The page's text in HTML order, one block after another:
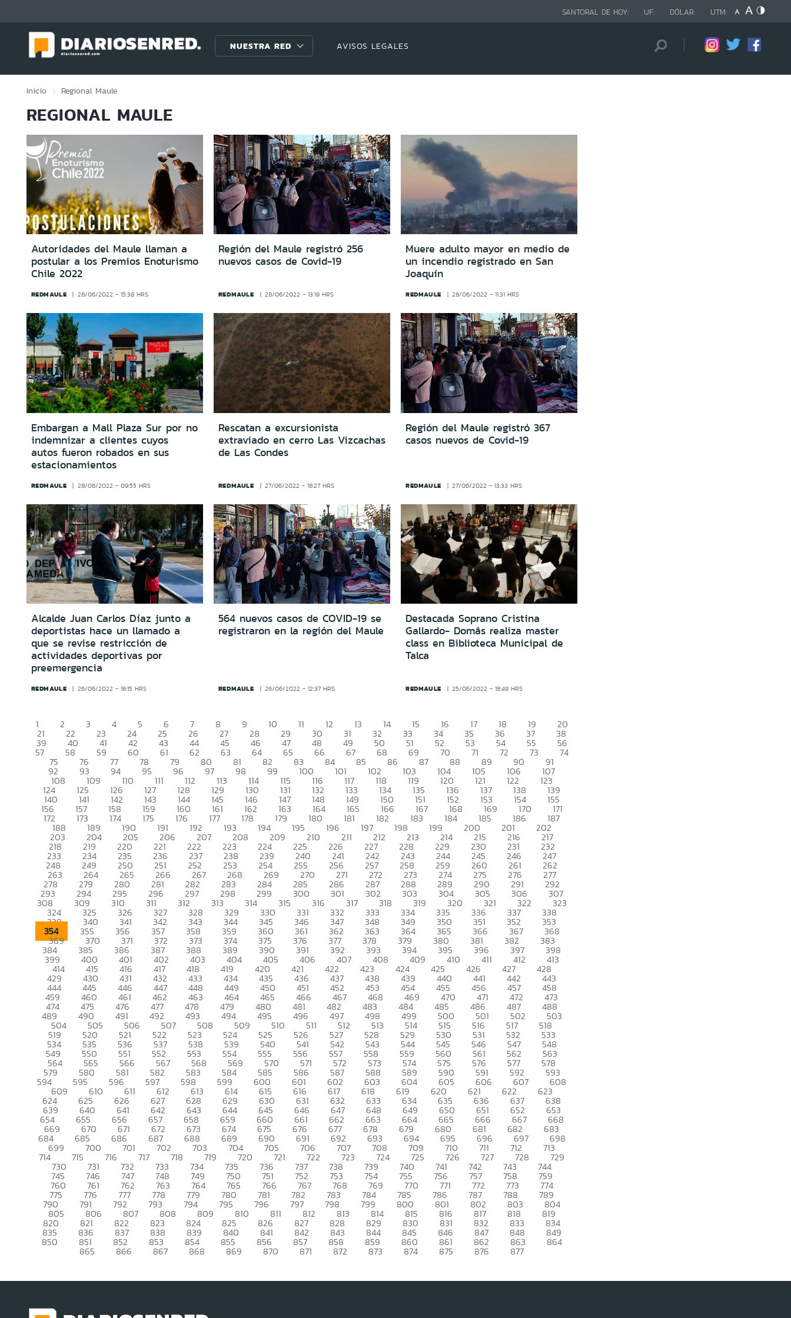
SANTORAL DE HOY: UF: DÓLAR: UTM:
NUESTRA RED AVISOS LEGALES
Inicio Regional Maule
REGIONAL MAULE
Autoridades del Maule llaman a
postular a los Premios Enoturismo
Chile 2022
REDMAULE 28/06/2022 - 15:38 HRS
Región del Maule registró 256
nuevos casos de Covid-19
REDMAULE 28/06/2022 - 13:19 HRS
Muere adulto mayor en medio de
un incendio registrado en San
Joaquín
REDMAULE 28/06/2022 - 11:31 HRS
Embargan a Mall Plaza Sur por no
indemnizar a clientes cuyos
autos fueron robados en sus
estacionamientos
REDMAULE 28/06/2022 - 09:55 HRS
Rescatan a excursionista
extraviado en cerro Las Vizcachas
de Las Condes
REDMAULE 27/06/2022 - 18:27 HRS
Región del Maule registró 367
casos nuevos de Covid-19
REDMAULE 27/06/2022 - 13:33 HRS
Alcalde Juan Carlos Díaz junto a
deportistas hace un llamado a
que se revise restricción de
actividades deportivas por
preemergencia
REDMAULE 26/06/2022 - 18:15 HRS
564 nuevos casos de COVID-19 se
registraron en la región del Maule
REDMAULE 26/06/2022 - 12:37 HRS
Destacada Soprano Cristina
Gallardo- Domâs realiza master
class en Biblioteca Municipal de
Talca
REDMAULE 25/06/2022 - 18:49 HRS
1 2 3 4 5 6 7 8 9 10 11 12 13 14 15 16 17 18 19 20
21 22 23 24 25 26 27 28 29 30 31 32 33 34 35 36 37 38
39 40 41 42 43 44 45 46 47 48 49 50 51 52 53 54 55 56
57 58 59 60 61 62 63 64 65 66 67 68 69 70 71 72 73 74
75 76 77 78 79 80 81 82 83 84 85 86 87 88 89 90 91
92 93 94 95 96 97 98 99 100 101 102 103 104 105 106 107
108 109 110 111 112 113 114 115 116 117 118 119 120 121 122 123
124 125 126 127 128 129 130 131 132 133 134 135 136 137 138 139
140 141 142 143 144 145 146 147 148 149 150 151 152 153 154 155
156 157 158 159 160 161 162 163 164 165 166 167 168 169 170 171
172 173 174 175 176 177 178 179 180 181 182 183 184 185 186 187
188 189 190 191 192 193 194 195 196 197 198 199 200 201 202
203 204 205 206 207 208 209 210 211 212 213 214 215 216 217
218 219 220 221 222 223 224 225 226 227 228 229 230 231 232
233 234 235 236 237 238 239 240 241 242 243 244 245 246 247
248 249 250 251 252 253 254 255 256 257 258 259 260 261 262
263 264 265 266 267 268 269 270 271 272 273 274 275 276 277
278 279 280 281 282 283 284 285 286 287 288 289 290 291 292
293 294 295 296 297 298 299 300 301 302 303 304 305 306 307
308 309 310 311 312 313 314 315 316 317 318 319 320 321 322 323
324 325 326 327 328 329 330 331 332 333 334 335 336 337 338
339 340 341 342 343 344 345 346 347 348 349 350 351 352 353
354 355 356 357 358 359 360 361 362 363 364 365 366 367 368
369 370 371 372 373 374 375 376 377 378 379 380 381 382 383
384 385 386 387 388 389 390 391 392 393 394 395 396 397 398
399 400 401 402 403 404 405 406 407 408 409 410 411 412 413
414 415 416 417 418 419 420 421 422 423 424 425 426 427 428
429 430 431 432 433 434 435 436 437 438 439 440 441 442 443
444 445 446 447 448 449 450 451 452 453 454 455 456 457 458
459 460 461 462 463 464 465 466 467 468 469 470 471 472 473
474 475 476 477 478 479 480 481 482 483 484 485 486 487 488
489 490 491 492 493 494 495 496 497 498 499 500 501 502 503
504 505 506 507 508 509 510 511 512 513 514 515 516 517 518
519 520 521 522 523 524 525 526 527 528 529 530 531 532 533
534 535 536 537 538 539 540 541 542 543 544 545 546 547 548
549 550 551 552 553 554 555 556 557 558 559 560 561 562 563
564 565 566 567 568 569 570 571 572 573 574 575 576 577 578
579 580 581 582 583 584 585 586 587 588 589 590 591 592 593
594 595 596 597 598 599 600 601 602 603 604 605 606 607 608
609 610 611 612 613 614 615 616 617 618 619 620 621 622 623
624 625 626 627 628 629 630 631 632 633 634 635 636 637 638
639 640 641 642 643 644 645 646 647 648 649 650 651 652 653
654 655 656 657 658 659 660 661 662 663 664 665 666 667 668
669 670 671 672 673 674 675 676 677 678 679 680 681 682 683
684 685 686 687 688 689 690 691 692 693 694 695 696 697 698
699 700 701 702 703 704 705 706 707 708 709 710 711 712 713
714 715 716 717 718 719 720 721 722 723 724 725 726 727 728 729
730 731 732 733 734 735 736 737 738 739 740 741 742 743 744
745 746 747 748 749 750 751 752 753 754 755 756 757 758 759
760 761 762 763 764 765 766 767 768 769 770 771 772 773 774
775 776 777 778 779 780 781 782 783 784 785 786 787 788 789
790 791 792 793 794 795 796 797 798 799 800 801 802 803 804
805 806 807 808 809 810 811 812 813 814 815 816 817 818 819
820 821 822 823 824 825 826 827 828 829 830 831 832 833 834
835 836 837 838 839 840 841 842 843 844 845 846 847 848 849
850 851 852 853 854 855 856 857 858 859 860 861 862 863 864
865 866 867 868 869 870 871 872 873 874 875 876 877